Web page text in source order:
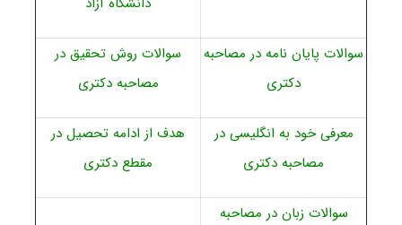
سوالات پایان نامه در مصاحبه
دکتری
سوالات روش تحقیق در
مصاحبه دکتری
معرفی خود به انگلیسی در
مصاحبه دکتری
هدف از ادامه تحصیل در
مقطع دکتری
سوالات زبان در مصاحبه